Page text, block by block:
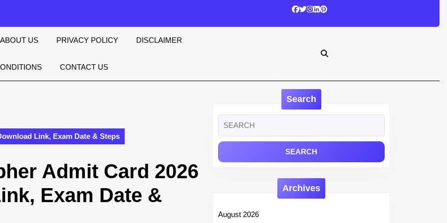
ABOUT US PRIVACY POLICY DISCLAIMER
CONTACT US
Link, Exam Date & Steps
Admit Card 2026
Exam Date &
Search
for:
Archives
August 2026